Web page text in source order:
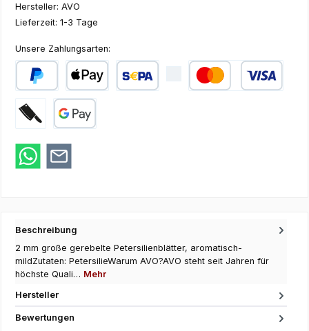
Hersteller: AVO
Lieferzeit: 1-3 Tage
Unsere Zahlungsarten:
PayPal Apple Pay
Beschreibung
2 mm große gerebelte Petersilienblätter, aromatisch-
mildZutaten: PetersilieWarum AVO?AVO steht seit Jahren für
höchste Quali… Mehr
Hersteller
Bewertungen